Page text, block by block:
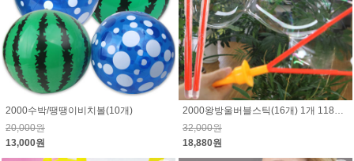
2000수박/땡땡이비치볼(10개)
20,000원
13,000원
2000왕방울버블스틱(16개) 1개 1180원
32,000원
18,880원